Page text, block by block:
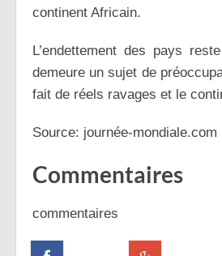
continent Africain.
L’endettement des pays
demeure un sujet de
fait de réels ravages et le
Source: journée-mondiale.com
Commentaires
commentaires